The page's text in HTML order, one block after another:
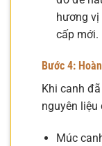
hương vị
cấp mới.
Bước 4:
Khi canh
nguyên liệu
Múc